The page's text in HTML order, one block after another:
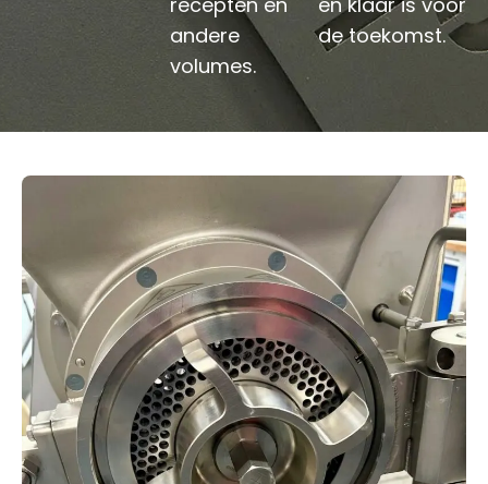
andere
volumes.
de toekomst.